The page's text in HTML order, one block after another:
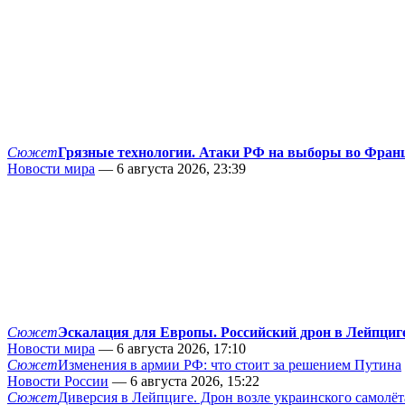
СюжетГрязные технологии. Атаки РФ на выборы во
Новости мира — 6 августа 2026, 23:39
СюжетЭскалация для Европы. Российский дрон в
Новости мира — 6 августа 2026, 17:10
СюжетИзменения в армии РФ: что стоит за решением Путина
Новости России — 6 августа 2026, 15:22
СюжетДиверсия в Лейпциге. Дрон возле украинского